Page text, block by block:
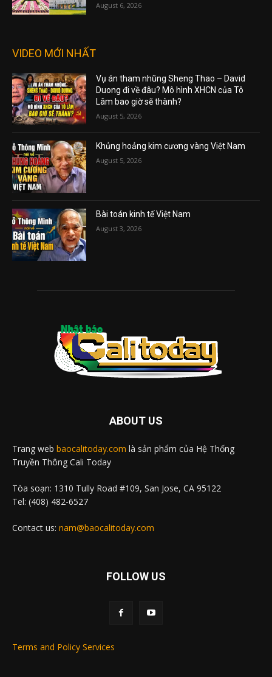
August 6, 2026
VIDEO MỚI NHẤT
Vụ án tham nhũng Sheng Thao – David
Duong đi về đâu? Mô hình XHCN của Tô
Lâm bao giờ sẽ thành?
August 5, 2026
Khủng hoảng kim cương vàng Việt Nam
August 5, 2026
Bài toán kinh tế Việt Nam
August 3, 2026
ABOUT US
Trang web baocalitoday.com là sản phẩm của Hệ Thống
Truyền Thông Cali Today
Tòa soạn: 1310 Tully Road #109, San Jose, CA 95122
Tel: (408) 482-6527
Contact us: nam@baocalitoday.com
FOLLOW US
Terms and Policy Services